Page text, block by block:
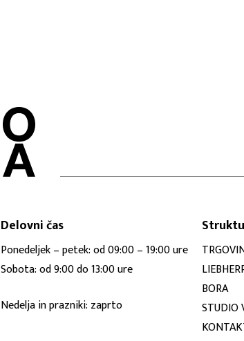
Delovni čas
Ponedeljek – petek: od 09:00 – 19:00 ure
Sobota: od 9:00 do 13:00 ure
Nedelja in prazniki: zaprto
BORA
STUDIO